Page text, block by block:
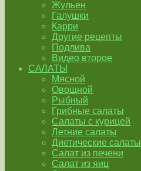
Жульен
Галушки
Карри
Другие рецепты
Подлива
Видео второе
САЛАТЫ
Мясной
Овощной
Рыбный
Грибные салаты
Салаты с курицей
Летние салаты
Диетические салаты
Салат из печени
Салат из яиц